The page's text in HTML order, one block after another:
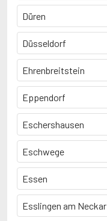
Düren
Düsseldorf
Ehrenbreitstein
Eppendorf
Eschershausen
Eschwege
Essen
Esslingen am Neckar